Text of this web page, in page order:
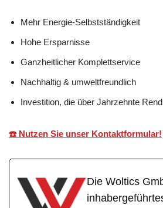
Mehr Energie-Selbstständigkeit
Hohe Ersparnisse
Ganzheitlicher Komplettservice
Nachhaltig & umweltfreundlich
Investition, die über Jahrzehnte
☎️ Nutzen Sie unser Kontaktformular!
Die Woltics